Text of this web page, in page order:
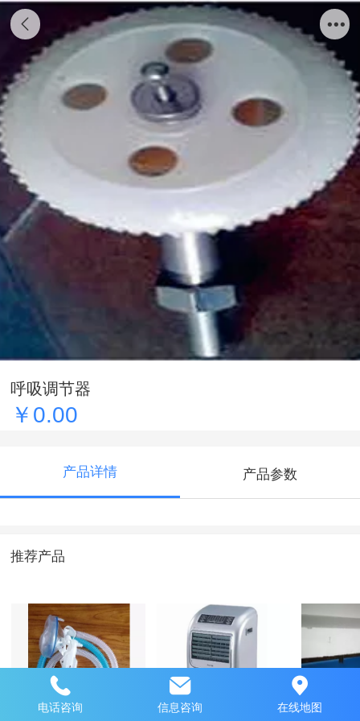
呼吸调节器
￥0.00
产品详情 产品参数
推荐产品
高压氧舱吸氧面罩
高压氧舱用移动式
电话咨询 信息咨询 在线地图